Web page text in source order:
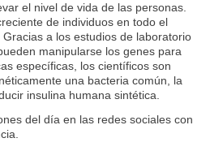
el nivel de vida de las personas.
de individuos en todo el
a los estudios de laboratorio
manipularse los genes para
específicas, los científicos son
una bacteria común, la
insulina humana sintética.
del día en las redes sociales con